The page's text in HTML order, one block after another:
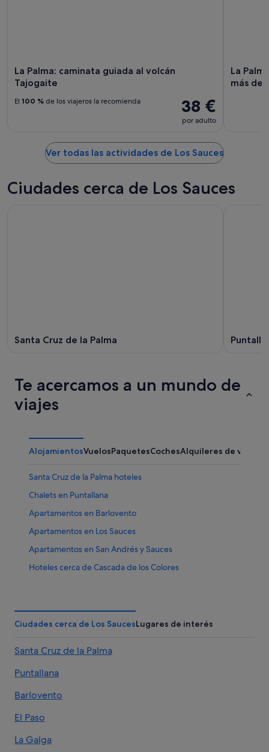
La Palma: caminata guiada al volcán
Tajogaite
38 €
por adulto
El 100 % de los viajeros la recomienda
La
más
Ver todas las actividades de Los Sauces
Ciudades cerca de Los Sauces
Santa Cruz de la Palma
Te acercamos a un mundo de
viajes
AlojamientosVuelosPaquetesCochesAlquileres de
Santa Cruz de la Palma hoteles
Chalets en Puntallana
Apartamentos en Barlovento
Apartamentos en Los Sauces
Apartamentos en San Andrés y Sauces
Hoteles cerca de Cascada de los Colores
Casas privadas de vacaciones en Barlovento
Casas de campo en Puntallana
El Tablado hoteles
Villas en San Andrés y Sauces
Apartamentos en Puntallana
Ciudades cerca de Los SaucesLugares de interés
Santa Cruz de la Palma
Puntallana
Barlovento
El Paso
La Galga